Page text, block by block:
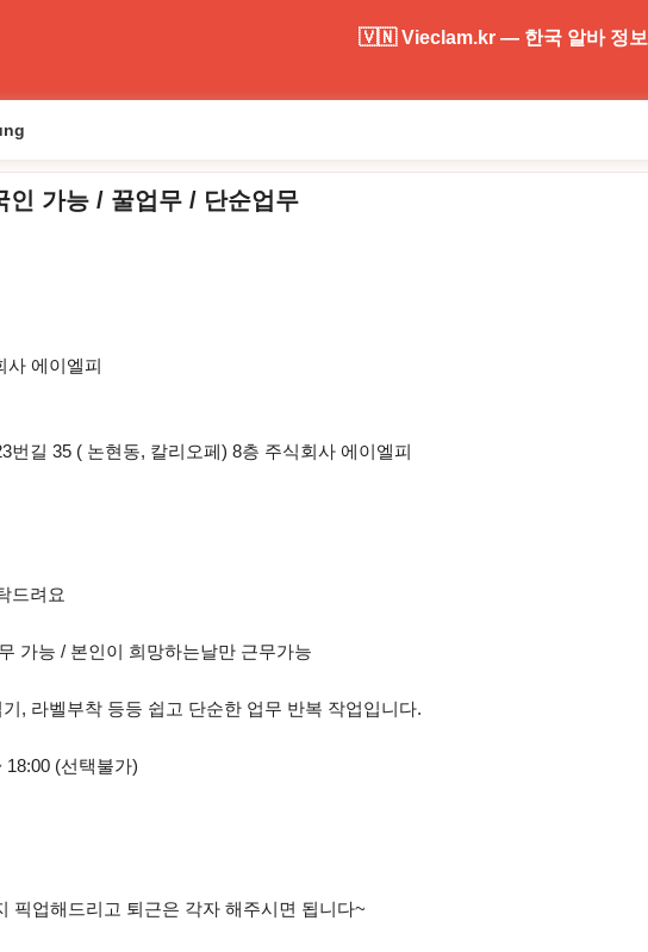
🇻🇳 Vieclam.kr — 한국 알바 정보
인 가능 / 꿀업무 / 단순업무
사 에이엘피
번길 35 ( 논현동, 칼리오페) 8층 주식회사 에이엘피
드려요
가능 / 본인이 희망하는날만 근무가능
, 라벨부착 등등 쉽고 단순한 업무 반복 작업입니다.
18:00 (선택불가)
픽업해드리고 퇴근은 각자 해주시면 됩니다~